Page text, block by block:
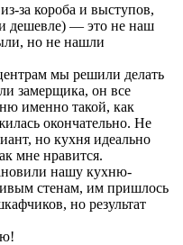
за короба и выступов,
дешевле) — это не наш
но не нашли
мы решили делать
замерщика, он все
именно такой, как
окончательно. Не
но кухня идеально
мне нравится.
нашу кухню-
стенам, им пришлось
но результат